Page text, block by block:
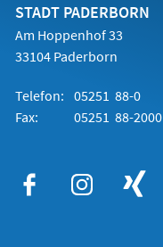
STADT PADERBORN
Am Hoppenhof 33
33104 Paderborn
Telefon: 05251 88-0
Fax:
05251 88-2000